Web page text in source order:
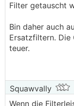
Filter getauscht
Bin daher auch
Ersatzfiltern. Die
teuer.
Squawvally
Wenn die